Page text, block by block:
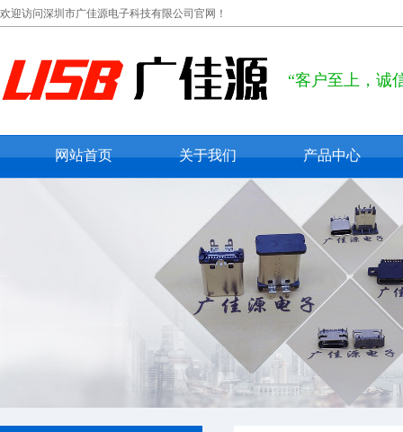
欢迎访问深圳市广佳源电子科技有限公司官网！
“客户至上，诚
网站首页 关于我们
公司概况
联系我们
在线留言
产品中心
usb type c
usb 2.0
usb 3.0
micro usb
mini usb
防水usb接口